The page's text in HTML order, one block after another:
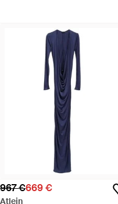
967 €669 €
Atlein